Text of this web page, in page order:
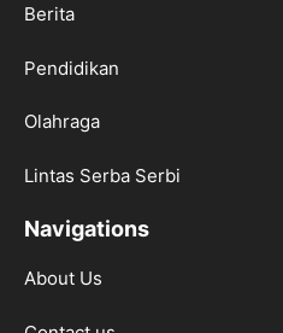
Berita
Pendidikan
Olahraga
Lintas Serba Serbi
Navigations
About Us